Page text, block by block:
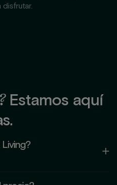
Estamos aquí